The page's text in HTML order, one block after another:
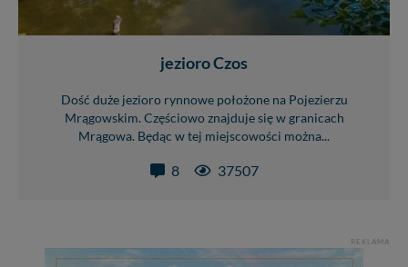
jezioro Czos
Dość duże jezioro rynnowe położone na Pojezierzu
Mrągowskim. Częściowo znajduje się w granicach
Mrągowa. Będąc w tej miejscowości można...
8 37507
REKLAMA